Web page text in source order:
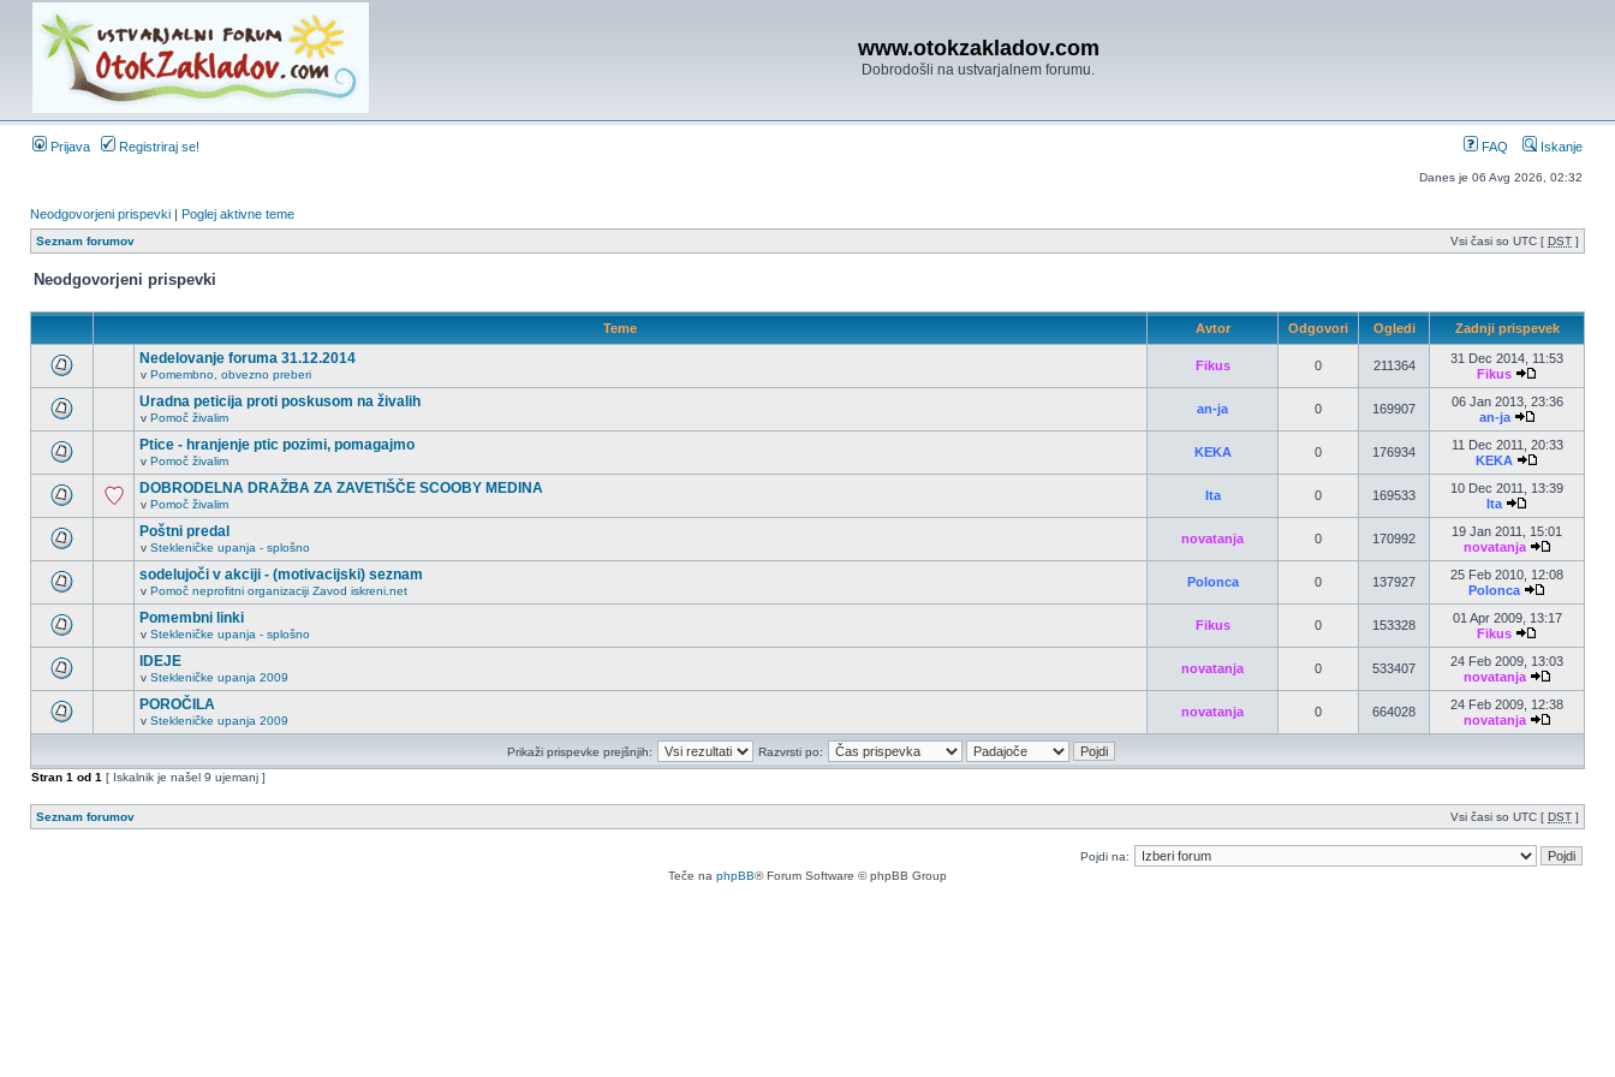
www.otokzakladov.com
Dobrodošli na ustvarjalnem forumu.
Prijava Registriraj se! FAQ Iskanje
Danes je 06 Avg 2026, 02:32
Neodgovorjeni prispevki | Poglej aktivne teme
Seznam forumov Vsi časi so UTC [ DST ]
Neodgovorjeni prispevki
Teme Avtor Odgovori Ogledi Zadnji prispevek
Nedelovanje foruma 31.12.2014
v Pomembno, obvezno preberi
Fikus 0 211364
31 Dec 2014, 11:53
Fikus
Uradna peticija proti poskusom na živalih
v Pomoč živalim
an-ja 0 169907
06 Jan 2013, 23:36
an-ja
Ptice - hranjenje ptic pozimi, pomagajmo
v Pomoč živalim
KEKA 0 176934
11 Dec 2011, 20:33
KEKA
DOBRODELNA DRAŽBA ZA ZAVETIŠČE SCOOBY MEDINA
v Pomoč živalim
Ita 0 169533
10 Dec 2011, 13:39
Ita
Poštni predal
v Stekleničke upanja - splošno
novatanja 0 170992
19 Jan 2011, 15:01
novatanja
sodelujoči v akciji - (motivacijski) seznam
v Pomoč neprofitni organizaciji Zavod iskreni.net
Polonca 0 137927
25 Feb 2010, 12:08
Polonca
Pomembni linki
v Stekleničke upanja - splošno
Fikus 0 153328
01 Apr 2009, 13:17
Fikus
IDEJE
v Stekleničke upanja 2009
novatanja 0 533407
24 Feb 2009, 13:03
novatanja
POROČILA
v Stekleničke upanja 2009
novatanja 0 664028
24 Feb 2009, 12:38
novatanja
Prikaži prispevke prejšnjih:
Razvrsti po:
Stran 1 od 1 [ Iskalnik je našel 9 ujemanj ]
Seznam forumov Vsi časi so UTC [ DST ]
Pojdi na:
Teče na phpBB® Forum Software © phpBB Group